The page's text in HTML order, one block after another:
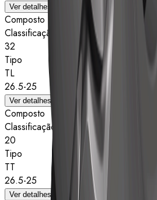
Ver detalhes
Composto
Classificação de estrelas
32
Tipo
TL
26.5-25
Ver detalhes
Composto
Classificação de estrelas
20
Tipo
TT
26.5-25
Ver detalhes